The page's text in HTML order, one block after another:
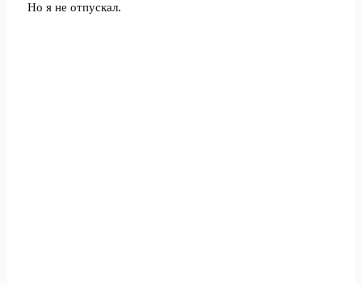
Но я не отпускал.